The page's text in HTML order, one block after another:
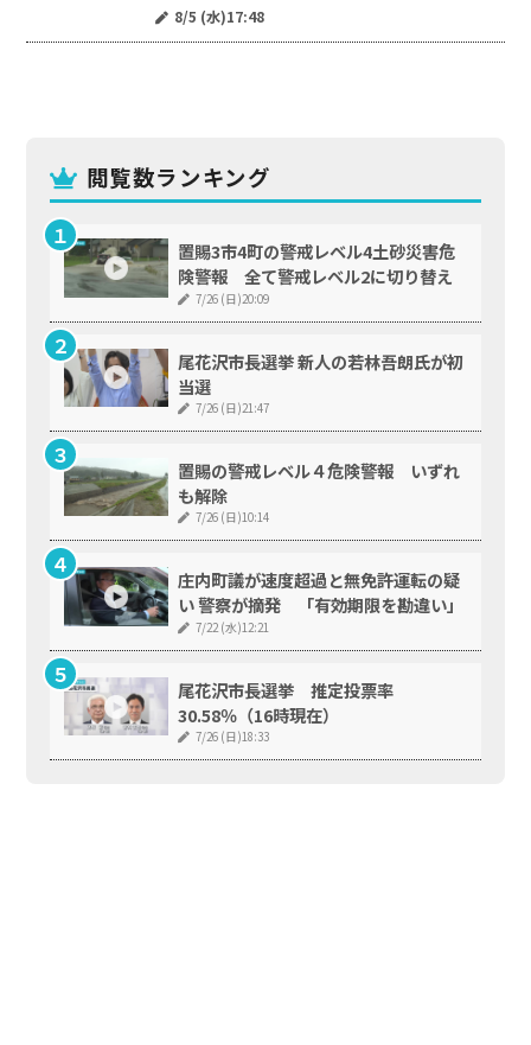
閲覧数ランキング
置賜3市4町の警戒レベル4土砂災害危
険警報 全て警戒レベル2に切り替え
7/26 (日)20:09
尾花沢市長選挙 新人の若林吾朗氏が初
当選
7/26 (日)21:47
置賜の警戒レベル４危険警報 いずれ
も解除
7/26 (日)10:14
庄内町議が速度超過と無免許運転の疑
い 警察が摘発 「有効期限を勘違い」
7/22 (水)12:21
尾花沢市長選挙 推定投票率
30.58％（16時現在）
7/26 (日)18:33
8/5 (水)17:48